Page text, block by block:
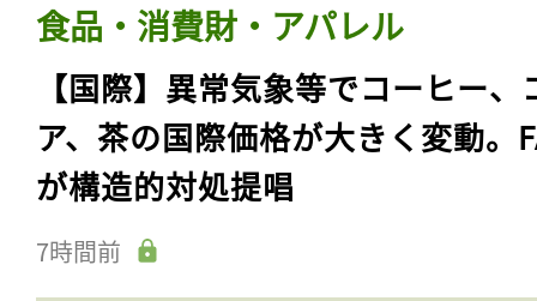
食品・消費財・アパレル
【国際】異常気象等でコーヒー、
ア、茶の国際価格が大きく変動。
が構造的対処提唱
7時間前